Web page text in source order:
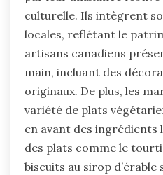
culturelle. Ils intègrent
locales, reflétant le
artisans canadiens
main, incluant des
originaux. De plus, les
variété de plats
en avant des ingrédients
des plats comme le
biscuits au sirop